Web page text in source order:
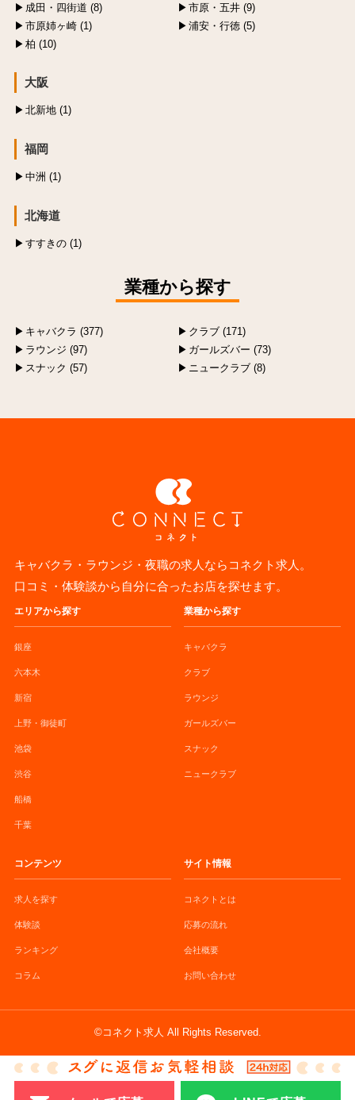
成田・四街道 (8)
市原・五井 (9)
市原姉ヶ崎 (1)
浦安・行徳 (5)
柏 (10)
大阪
北新地 (1)
福岡
中洲 (1)
北海道
すすきの (1)
業種から探す
キャバクラ (377)
クラブ (171)
ラウンジ (97)
ガールズバー (73)
スナック (57)
ニュークラブ (8)
キャバクラ・ラウンジ・夜職の求人ならコネクト求人。
口コミ・体験談から自分に合ったお店を探せます。
エリアから探す
銀座
六本木
新宿
上野・御徒町
池袋
渋谷
船橋
千葉
業種から探す
キャバクラ
クラブ
ラウンジ
ガールズバー
スナック
ニュークラブ
コンテンツ
求人を探す
体験談
ランキング
コラム
サイト情報
コネクトとは
応募の流れ
会社概要
お問い合わせ
©コネクト求人 All Rights Reserved.